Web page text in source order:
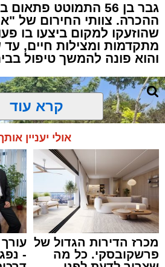
גבר בן 56 התמוטט
ההכרה. צוותי החירום של
שהוזעקו למקום ביצעו בו
מתקדמות ומצילות חיים,
והוא פונה להמשך טיפול
קרא עוד
אולי יעניין
מכרז הדירות הגדול של
פרשקובסקי. כל מה
עורך
-